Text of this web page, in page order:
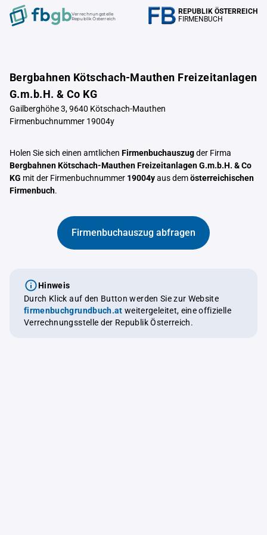
Verrechnungstelle
Republik Österreich
REPUBLIK ÖSTERREICH
FIRMENBUCH
Bergbahnen Kötschach-Mauthen Freizeitanlagen
G.m.b.H. & Co KG
Gailberghöhe 3, 9640 Kötschach-Mauthen
Firmenbuchnummer 19004y
Holen Sie sich einen amtlichen Firmenbuchauszugder Firma
Bergbahnen Kötschach-Mauthen Freizeitanlagen G.m.b.H. & Co
KG mit der Firmenbuchnummer 19004yaus demösterreichischen
Firmenbuch.
Firmenbuchauszug abfragen
Hinweis
Durch Klick auf den Button werden Sie zur Website
firmenbuchgrundbuch.at weitergeleitet, eine offizielle
Verrechnungsstelle der Republik Österreich.